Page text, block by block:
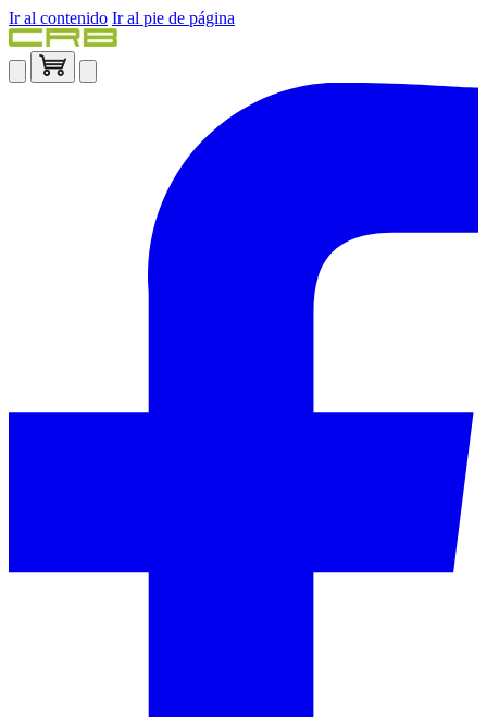
Ir al contenido Ir al pie de página